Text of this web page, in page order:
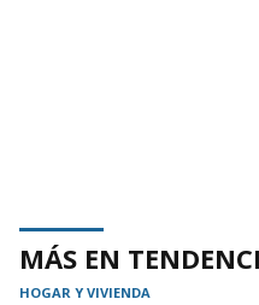
MÁS EN
HOGAR Y VIVIENDA